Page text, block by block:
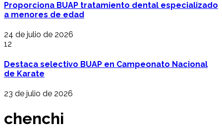
Proporciona BUAP tratamiento dental especializado
a menores de edad
24 de julio de 2026
12
Destaca selectivo BUAP en Campeonato Nacional
de Karate
23 de julio de 2026
chenchi